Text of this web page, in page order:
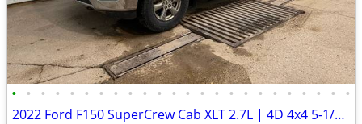
• • • • • • • • • • • • • • • • • • • • • • • •
2022 Ford F150 SuperCrew Cab XLT 2.7L | 4D 4x4 5-1/2ft. | 123k Miles